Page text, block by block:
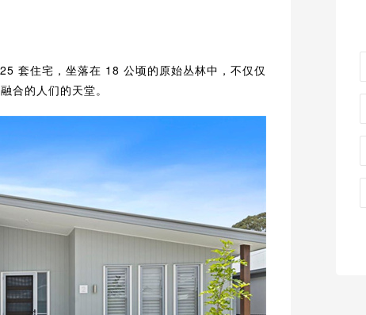
套住宅，坐落在 18 公顷的原始丛林中，不仅仅
合的人们的天堂。